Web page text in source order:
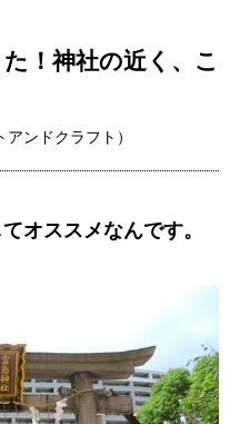
！神社の近く、こ
ンドクラフト）
オススメなんです。